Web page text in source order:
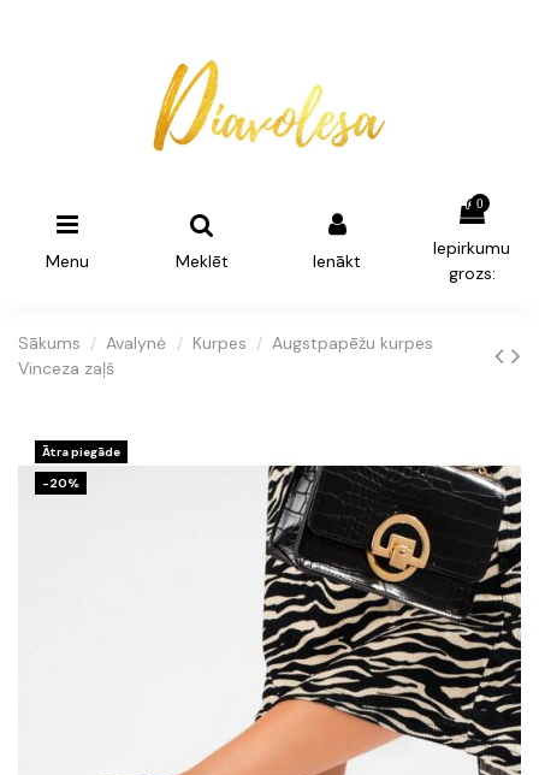
Menu Meklēt Ienākt
0
Iepirkumu
grozs:
Sākums Avalynė Kurpes
Augstpapēžu kurpes
Vinceza zaļš
Ātra piegāde
-20%